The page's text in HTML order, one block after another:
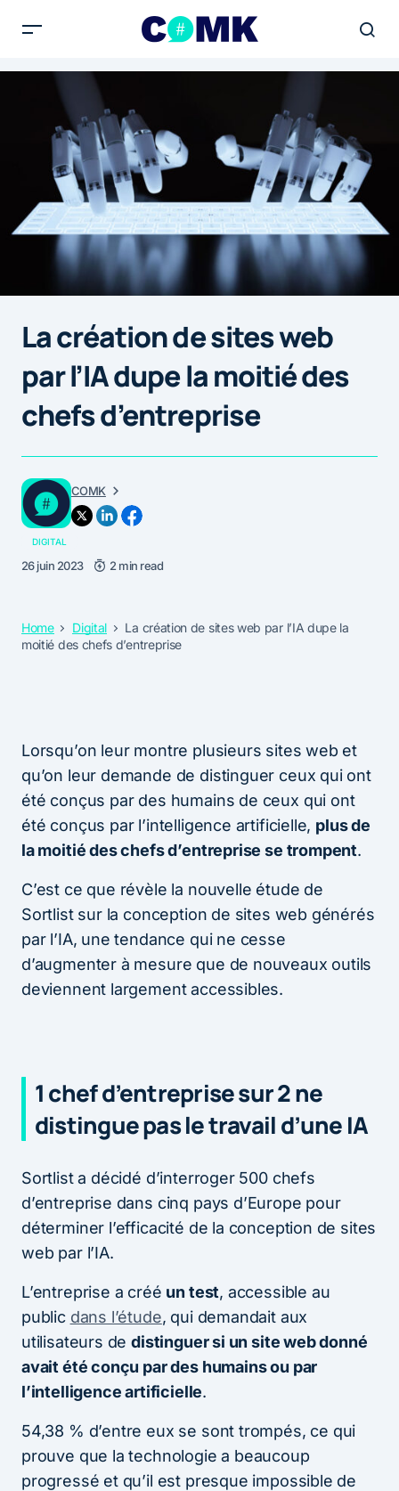
La création de sites web
par l’IA dupe la moitié des
chefs d’entreprise
COMK
DIGITAL
26 juin 2023 2 min read
Home Digital
La création de sites web par l’IA dupe la
moitié des chefs d’entreprise
Lorsqu’on leur montre plusieurs sites web et
qu’on leur demande de distinguer ceux qui ont
été conçus par des humains de ceux qui ont
été conçus par l’intelligence artificielle, plus de
la moitié des chefs d’entreprise se trompent.
C’est ce que révèle la nouvelle étude de
Sortlist sur la conception de sites web générés
par l’IA, une tendance qui ne cesse
d’augmenter à mesure que de nouveaux outils
deviennent largement accessibles.
1 chef d’entreprise sur 2 ne
distingue pas le travail d’une IA
Sortlist a décidé d’interroger 500 chefs
d’entreprise dans cinq pays d’Europe pour
déterminer l’efficacité de la conception de sites
web par l’IA.
L’entreprise a créé un test, accessible au
public dans l’étude, qui demandait aux
utilisateurs dedistinguer si un site web donné
avait été conçu par des humains ou par
l’intelligence artificielle.
54,38 % d’entre eux se sont trompés, ce qui
prouve que la technologie a beaucoup
progressé et qu’il est presque impossible de